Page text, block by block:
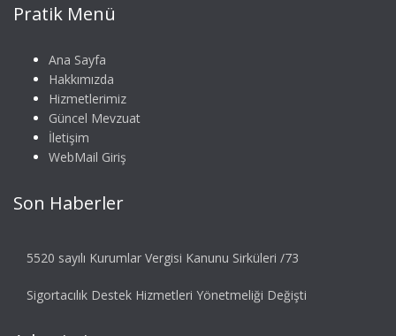
Pratik Menü
Ana Sayfa
Hakkımızda
Hizmetlerimiz
Güncel Mevzuat
İletişim
WebMail Giriş
Son Haberler
5520 sayılı Kurumlar Vergisi Kanunu Sirküleri /73
Sigortacılık Destek Hizmetleri Yönetmeliği Değişti